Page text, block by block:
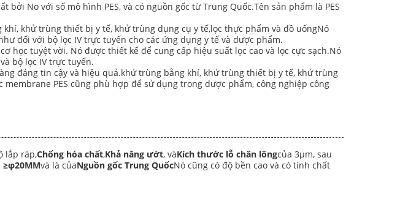
No với số mô hình PES, và có nguồn gốc từ Trung Quốc.Tên sản phẩm là PES
khử trùng thiết bị y tế, khử trùng dụng cụ y tế,lọc thực phẩm và đồ uốngNó
đối với bộ lọc IV trực tuyến cho các ứng dụng y tế và dược phẩm.
học tuyệt vời. Nó được thiết kế để cung cấp hiệu suất lọc cao và lọc cực sạch.Nó
bộ lọc IV trực tuyến.
đáng tin cậy và hiệu quả.khử trùng bằng khí, khử trùng thiết bị y tế, khử trùng
PES cũng phù hợp để sử dụng trong dược phẩm, công nghiệp công
lắp ráp,Chống hóa chất,Khả năng ướt, vàKích thước lỗ chân lôngcủa 3μm, sau
và là củaNguồn gốc Trung QuốcNó cũng có độ bền cao và có tính chất